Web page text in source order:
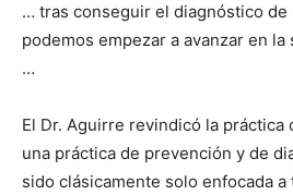
… tras conseguir el diagnóstico de
podemos empezar a avanzar en
…
El Dr. Aguirre revindicó la práctica
una práctica de prevención y de
sido clásicamente solo enfocada